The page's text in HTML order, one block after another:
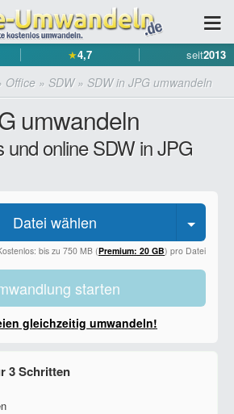
★4,7 seit2013
Office » SDW» SDW in JPG umwandeln
umwandeln
und online SDW in JPG
Datei wählen
bis zu 750 MB (Premium: 20 GB) pro Datei
starten
gleichzeitig umwandeln!
3 Schritten